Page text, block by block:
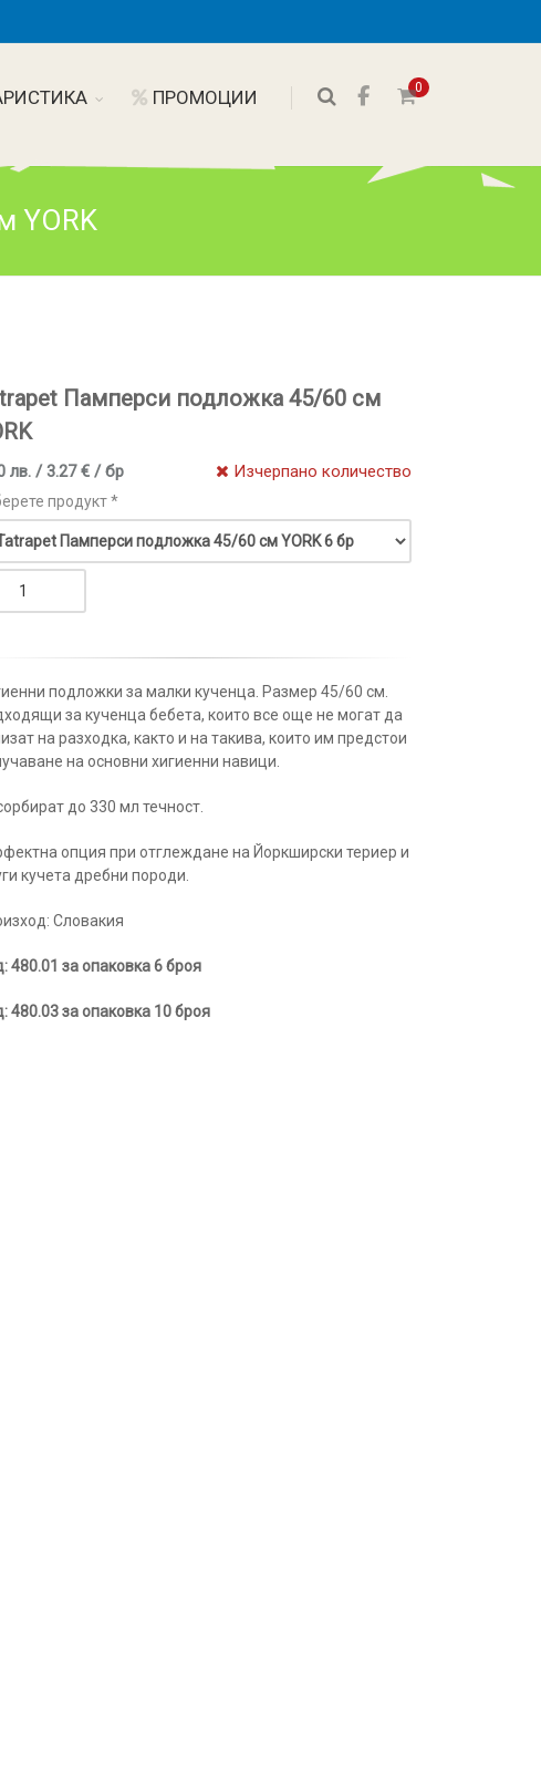
0
ПРОМОЦИИ
YORK
Памперси подложка 45/60 см
лв. / 3.27 € / бр Изчерпано количество
продукт *
подложки за малки кученца. Размер 45/60 см.
за кученца бебета, които все още не могат да
на разходка, както и на такива, които им предстои
на основни хигиенни навици.
до 330 мл течност.
опция при отглеждане на Йоркширски териер и
кучета дребни породи.
Словакия
480.01 за опаковка 6 броя
480.03 за опаковка 10 броя